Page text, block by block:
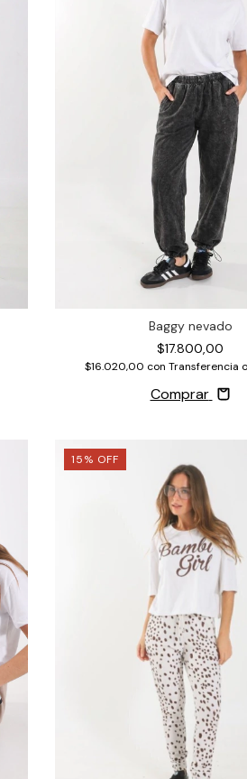
Baggy nevado
$17.800,00
$16.020,00 con Transferencia
Comprar
15% OFF